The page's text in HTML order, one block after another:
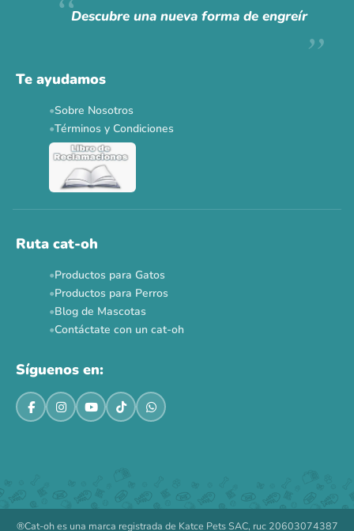
Descubre una nueva forma de engreír
Te ayudamos
Sobre Nosotros
Términos y Condiciones
Ruta cat-oh
Productos para Gatos
Productos para Perros
Blog de Mascotas
Contáctate con un cat-oh
Síguenos en:
®Cat-oh es una marca registrada de Katce Pets SAC, ruc 20603074387